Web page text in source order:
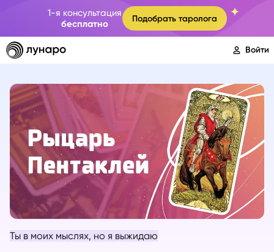
1-я консультация
бесплатно
Подобрать таролога
Войти
Ты в моих мыслях, но я выжидаю